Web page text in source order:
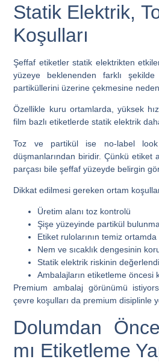
Statik Elektrik,
Koşulları
Şeffaf etiketler statik elektrikten
yüzeye beklenenden farklı
partiküllerini üzerine çekmesine
Özellikle kuru ortamlarda, yüksek
film bazlı etiketlerde statik elektrik
Toz ve partikül ise no-label
düşmanlarından biridir. Çünkü etiket
parçası bile şeffaf yüzeyde belirgin
Dikkat edilmesi gereken ortam
Üretim alanı toz kontrolü
Şişe yüzeyinde partikül
Etiket rulolarının temiz ortamda
Nem ve sıcaklık dengesinin
Statik elektrik riskinin
Ambalajların etiketleme öncesi
Premium ambalaj görünümü
çevre koşulları da premium disiplinle
Dolumdan
mı Etiketleme